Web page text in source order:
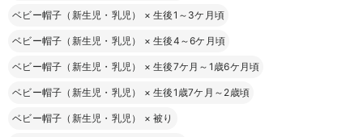
ベビー帽子（新生児・乳児） ×生後1～3ケ月頃
ベビー帽子（新生児・乳児） ×生後4～6ケ月頃
ベビー帽子（新生児・乳児） ×生後7ケ月～1歳6ケ月頃
ベビー帽子（新生児・乳児） ×生後1歳7ケ月～2歳頃
ベビー帽子（新生児・乳児） ×被り